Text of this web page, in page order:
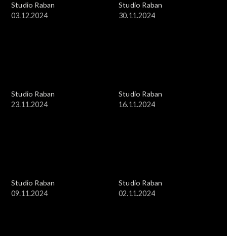
Studio Raban
03.12.2024
Studio Raban
30.11.2024
Studio Raban
23.11.2024
Studio Raban
16.11.2024
Studio Raban
09.11.2024
Studio Raban
02.11.2024